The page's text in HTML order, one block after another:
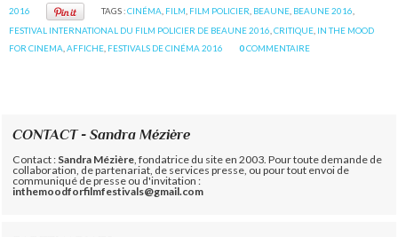
2016 TAGS :CINÉMA FILM FILM POLICIER BEAUNE, BEAUNE 2016
FESTIVAL INTERNATIONAL DU FILM POLICIER DE BEAUNE 2016 ,CRITIQUE IN THE MOOD
FOR CINEMA ,AFFICHE FESTIVALS DE CINÉMA 2016 0COMMENTAIRE
CONTACT - Sandra Mézière
Contact : Sandra Mézière , fondatrice du site en 2003. Pour toute demande de
collaboration, de partenariat, de services presse, ou pour tout envoi de
communiqué de presse ou d'invitation :
inthemoodforfilmfestivals@gmail.com